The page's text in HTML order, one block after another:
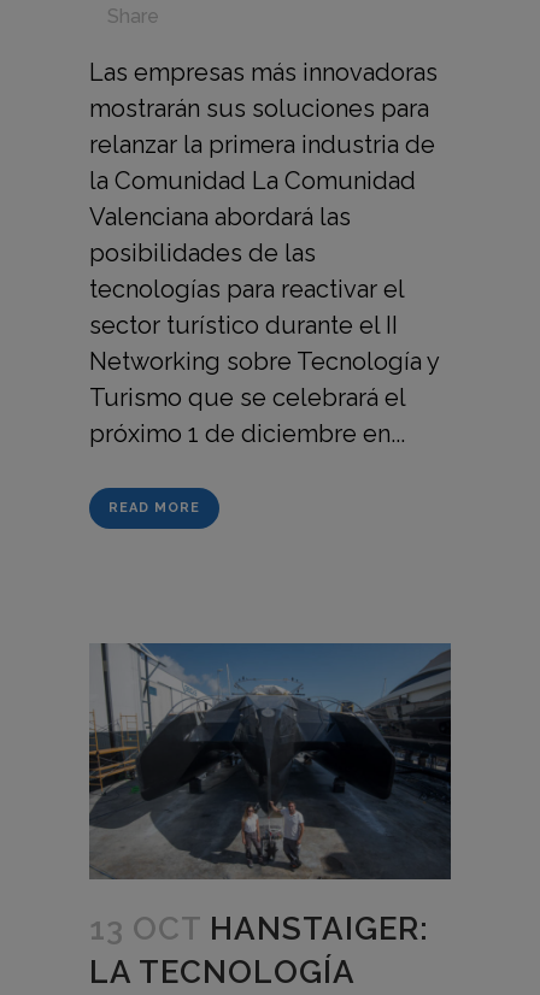
Share
Las empresas más innovadoras
mostrarán sus soluciones para
relanzar la primera industria de
la Comunidad La Comunidad
Valenciana abordará las
posibilidades de las
tecnologías para reactivar el
sector turístico durante el II
Networking sobre Tecnología y
Turismo que se celebrará el
próximo 1 de diciembre en...
READ MORE
13 OCT HANSTAIGER:
LA TECNOLOGÍA